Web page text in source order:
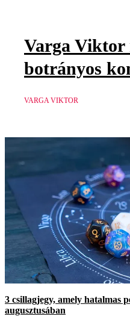
Varga Viktor
botrányos
VARGA VIKTOR
3 csillagjegy, amely hatalmas
augusztusában